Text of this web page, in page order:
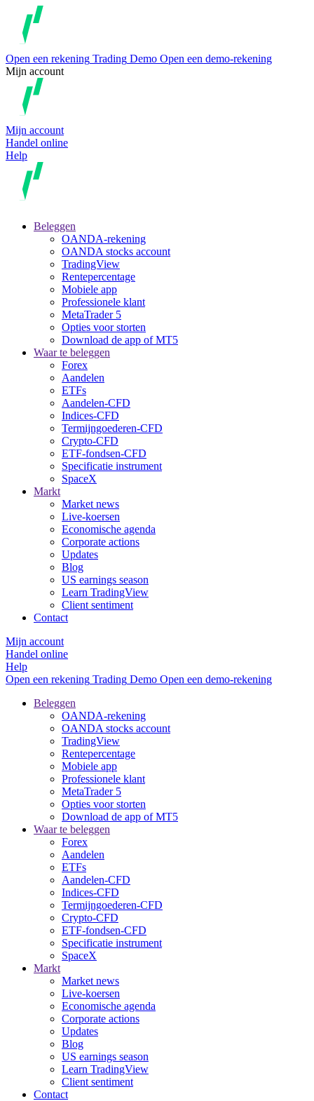
Open een rekening Trading Demo Open een demo-rekening
Mijn account
Mijn account
Handel online
Help
Beleggen
OANDA-rekening
OANDA stocks account
TradingView
Rentepercentage
Mobiele app
Professionele klant
MetaTrader 5
Opties voor storten
Download de app of MT5
Waar te beleggen
Forex
Aandelen
ETFs
Aandelen-CFD
Indices-CFD
Termijngoederen-CFD
Crypto-CFD
ETF-fondsen-CFD
Specificatie instrument
SpaceX
Markt
Market news
Live-koersen
Economische agenda
Corporate actions
Updates
Blog
US earnings season
Learn TradingView
Client sentiment
Contact
Mijn account
Handel online
Help
Open een rekening Trading Demo Open een demo-rekening
Beleggen
OANDA-rekening
OANDA stocks account
TradingView
Rentepercentage
Mobiele app
Professionele klant
MetaTrader 5
Opties voor storten
Download de app of MT5
Waar te beleggen
Forex
Aandelen
ETFs
Aandelen-CFD
Indices-CFD
Termijngoederen-CFD
Crypto-CFD
ETF-fondsen-CFD
Specificatie instrument
SpaceX
Markt
Market news
Live-koersen
Economische agenda
Corporate actions
Updates
Blog
US earnings season
Learn TradingView
Client sentiment
Contact